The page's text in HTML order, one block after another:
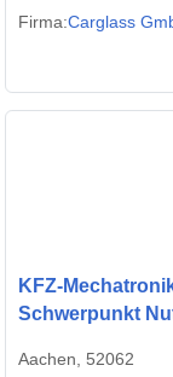
Firma:Carglass
KFZ-
Schwerpunkt
Aachen, 52062